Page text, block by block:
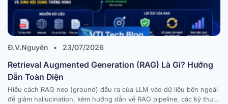
Đ.V.Nguyên • 23/07/2026
Retrieval Augmented Generation (RAG) Là Gì? Hướng
Dẫn Toàn Diện
Hiểu cách RAG neo (ground) đầu ra của LLM vào dữ liệu bên ngoài
để giảm hallucination, kèm hướng dẫn về RAG pipeline, các kỹ thuật